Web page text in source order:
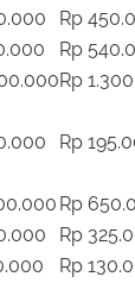
Rp
Rp
Rp
Rp
Rp
Rp
Rp